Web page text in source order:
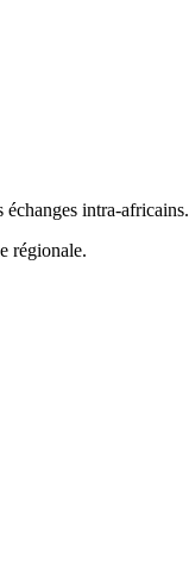
intra-africains.
régionale.